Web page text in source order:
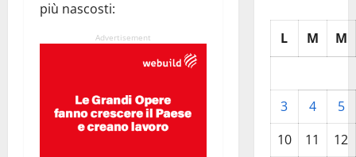
più nascosti:
Advertisement L M M
3 4
5
10
11
12